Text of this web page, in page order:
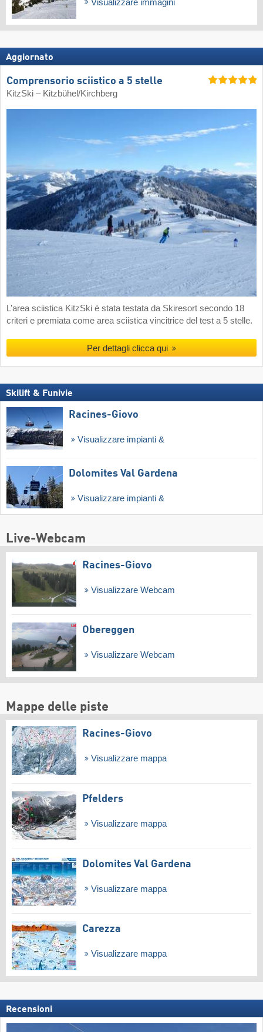
Visualizzare immagini
Aggiornato
Comprensorio sciistico a 5 stelle
KitzSki – Kitzbühel/​Kirchberg
L’area sciistica KitzSki è stata testata da Skiresort secondo 18
criteri e premiata come area sciistica vincitrice del test a 5 stelle.
Per dettagli clicca qui
Skilift & Funivie
Racines-Giovo
Visualizzare impianti &
Dolomites Val Gardena
Visualizzare impianti &
Live-Webcam
Racines-Giovo
Visualizzare Webcam
Obereggen
Visualizzare Webcam
Mappe delle piste
Racines-Giovo
Visualizzare mappa
Pfelders
Visualizzare mappa
Dolomites Val Gardena
Visualizzare mappa
Carezza
Visualizzare mappa
Recensioni